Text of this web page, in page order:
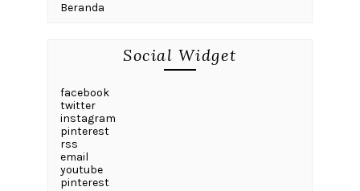
Beranda
Social Widget
facebook
twitter
instagram
pinterest
rss
email
youtube
pinterest